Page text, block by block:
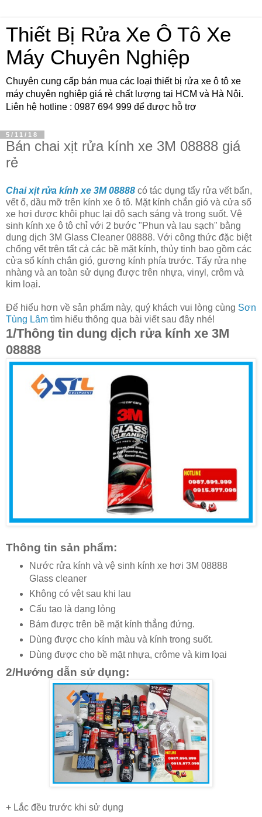
Thiết Bị Rửa Xe Ô Tô Xe
Máy Chuyên Nghiệp
Chuyên cung cấp bán mua các loại thiết bị rửa xe ô tô xe
máy chuyên nghiệp giá rẻ chất lượng tại HCM và Hà Nội.
Liên hệ hotline : 0987 694 999 để được hỗ trợ
5/11/18
Bán chai xịt rửa kính xe 3M 08888 giá
rẻ
Chai xịt rửa kính xe 3M 08888 có tác dụng tẩy rửa vết bẩn,
vết ố, dầu mỡ trên kính xe ô tô. Mặt kính chắn gió và cửa sổ
xe hơi được khôi phục lại độ sạch sáng và trong suốt. Vệ
sinh kính xe ô tô chỉ với 2 bước "Phun và lau sạch" bằng
dung dịch 3M Glass Cleaner 08888. Với công thức đặc biệt
chống vết trên tất cả các bề mặt kính, thủy tinh bao gồm các
cửa sổ kính chắn gió, gương kính phía trước. Tẩy rửa nhẹ
nhàng và an toàn sử dụng được trên nhựa, vinyl, crôm và
kim loại.
Để hiểu hơn về sản phẩm này, quý khách vui lòng cùng Sơn
Tùng Lâm tìm hiểu thông qua bài viết sau đây nhé!
1/Thông tin dung dịch rửa kính xe 3M
08888
Thông tin sản phẩm:
Nước rửa kính và vệ sinh kính xe hơi 3M 08888
Glass cleaner
Không có vệt sau khi lau
Cấu tạo là dạng lỏng
Bám được trên bề mặt kính thẳng đứng.
Dùng được cho kính màu và kính trong suốt.
Dùng được cho bề mặt nhựa, crôme và kim lọai
2/Hướng dẫn sử dụng:
+ Lắc đều trước khi sử dụng